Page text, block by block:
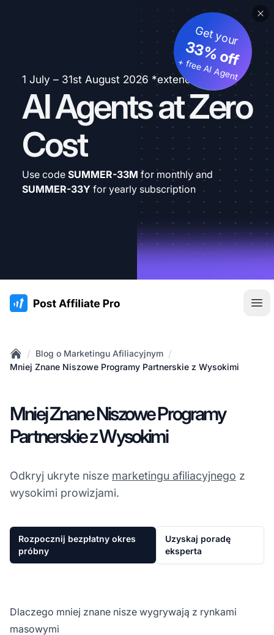
1 July – 31st August 2026 *extended
AI Agents at Zero
Cost
Get your
33% off
+ free AI Agent
Use code SUMMER-33M for monthly and
SUMMER-33Y for yearly subscription
:site.title
Home
/ Blog o Marketingu Afiliacyjnym /
Mniej Znane Niszowe Programy Partnerskie z Wysokimi
Mniej Znane Niszowe Programy
Partnerskie z Wysokimi
Odkryj ukryte nisze marketingu afiliacyjnego z
wysokimi prowizjami.
Rozpocznij bezpłatny okres
próbny
Uzyskaj poradę
eksperta
Dlaczego mniej znane nisze wygrywają z rynkami
masowymi